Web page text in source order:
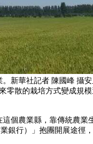
華社記者 陳國峰 攝
散的栽培方式變成規
農業縣，靠傳統農業
銀行）」抱團開展途徑